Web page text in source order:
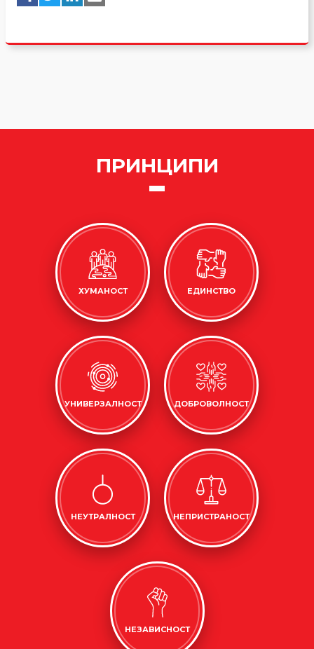
ПРИНЦИПИ
ХУМАНОСТ ЕДИНСТВО
УНИВЕРЗАЛНОСТ ДОБРОВОЛНОСТ
НЕУТРАЛНОСТ НЕПРИСТРАНОСТ
НЕЗАВИСНОСТ